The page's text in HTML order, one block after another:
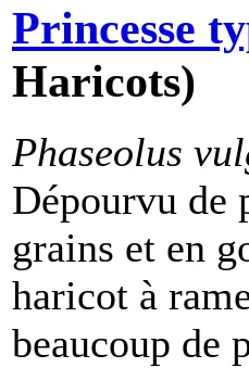
Princesse
Haricots)
Phaseolus
Dépourvu de
grains et en
haricot à
beaucoup de